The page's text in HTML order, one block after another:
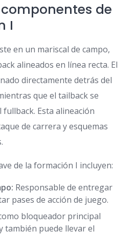
de
I
en un mariscal de campo,
alineados en línea recta. El
directamente detrás del
que el tailback se
Esta alineación
de carrera y esquemas
de la formación I incluyen:
Responsable de entregar
pases de acción de juego.
bloqueador principal
también puede llevar el